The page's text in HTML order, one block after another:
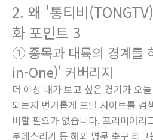
2. 왜 '통티비
화 포인트 3
① 종목과 대륙의 경계를
in-One)' 커버리지
더 이상 내가 보고 싶은 경기가 오
되는지 번거롭게 포털 사이트를 검
비할 필요가 없습니다. 프리미어리
분데스리가 등 해외 명문 축구 리